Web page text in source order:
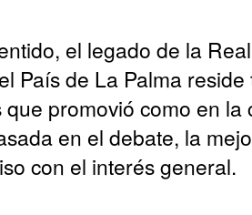
el legado de la
País de La Palma
que promovió como en
en el debate, la
con el interés general.